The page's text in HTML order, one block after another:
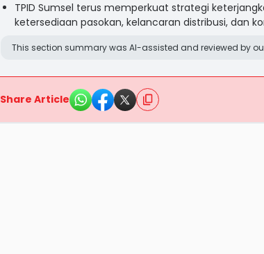
TPID Sumsel terus memperkuat strategi
ketersediaan pasokan, kelancaran distribusi, dan
This section summary was AI-assisted and reviewed by
Share Article